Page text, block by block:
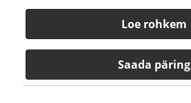
Loe rohkem
Saada päring